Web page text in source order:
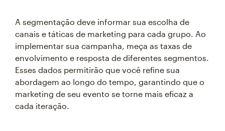
A segmentação deve informar sua escolha de
canais e táticas de marketing para cada grupo. Ao
implementar sua campanha, meça as taxas de
envolvimento e resposta de diferentes segmentos.
Esses dados permitirão que você refine sua
abordagem ao longo do tempo, garantindo que o
marketing de seu evento se torne mais eficaz a
cada iteração.